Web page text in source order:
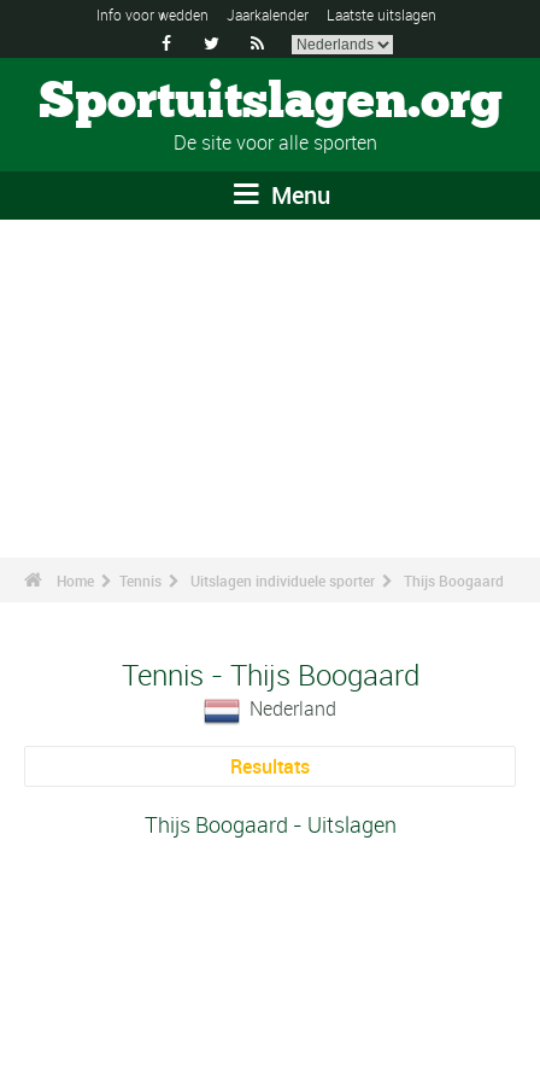
Info voor wedden Jaarkalender Laatste uitslagen
  
Sportuitslagen.org
De site voor alle sporten
Menu
Home Tennis Uitslagen individuele sporter Thijs Boogaard
Tennis - Thijs Boogaard
Nederland
Resultats
Thijs Boogaard - Uitslagen